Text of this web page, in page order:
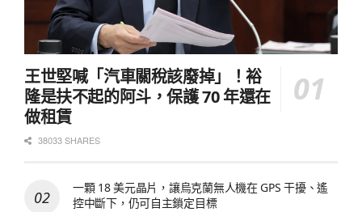
王世堅喊「汽車關稅該廢掉」！裕
隆是扶不起的阿斗，保護 70 年還在
做租賃
38033 SHARES
一顆 18 美元晶片，讓烏克蘭無人機在 GPS 干擾、遙
控中斷下，仍可自主鎖定目標